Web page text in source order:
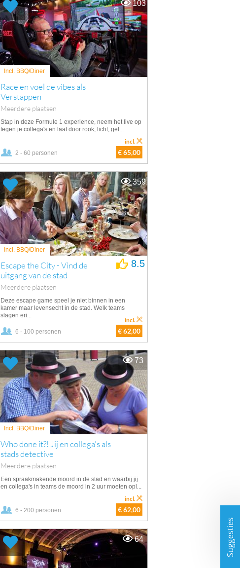
Incl. BBQ/Diner
Race en voel de vibes als
Verstappen
Meerdere plaatsen
Stap in deze Formule 1 experience, neem het live op
tegen je collega's en laat door rook, licht, gel...
2 - 60 personen € 65,00
incl.
103
Incl. BBQ/Diner
Escape the City - Vind de
uitgang van de stad
Meerdere plaatsen
8.5
Deze escape game speel je niet binnen in een
kamer maar levensecht in de stad. Welk teams
slagen eri...
6 - 100 personen € 62,00
incl.
359
Incl. BBQ/Diner
Who done it?! Jij en collega's als
stads detective
Meerdere plaatsen
Een spraakmakende moord in de stad en waarbij jij
en collega's in teams de moord in 2 uur moeten opl...
6 - 200 personen € 62,00
incl.
73
64 Suggesties